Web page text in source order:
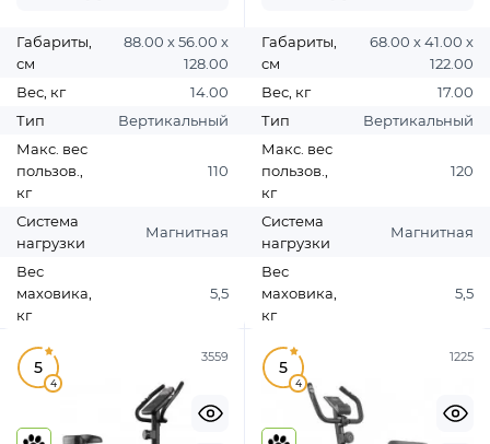
Габариты,
см
88.00 х 56.00 х
128.00
Вес, кг
14.00
Тип
Вертикальный
Макс. вес
пользов.,
кг
110
Система
нагрузки
Магнитная
Вес
маховика,
кг
5,5
Габариты,
см
68.00 х 41.00 х
122.00
Вес, кг
17.00
Тип
Вертикальный
Макс. вес
пользов.,
кг
120
Система
нагрузки
Магнитная
Вес
маховика,
кг
5,5
3559
5
4
1225
5
4